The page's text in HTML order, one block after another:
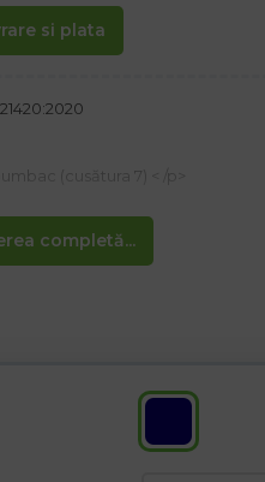
si plata
completă...
(cusătura 7) < /p>
părți